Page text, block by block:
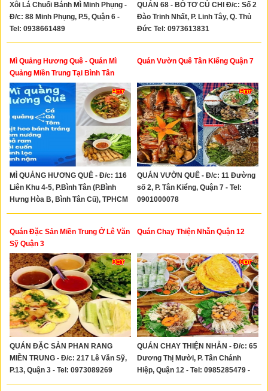
Xôi Lá Chuối Bánh Mì Minh Phụng -
Đ/c: 88 Minh Phụng, P.5, Quận 6 -
Tel: 0938661489
QUÁN 68 - BÒ TƠ CỦ CHI Đ/c: Số 2
Đào Trinh Nhất, P. Linh Tây, Q. Thủ
Đức Tel: 0973613831
Mì Quảng Hương Quê - Quán Mì
Quảng Miền Trung Tại Bình Tân
MÌ QUẢNG HƯƠNG QUÊ - Đ/c: 116
Liên Khu 4-5, P.Bình Tân (P.Bình
Hưng Hòa B, Bình Tân Cũ), TPHCM
- Tel: 0969937797
Quán Vườn Quê Tân Kiểng Quận 7
QUÁN VƯỜN QUÊ - Đ/c: 11 Đường
số 2, P. Tân Kiểng, Quận 7 - Tel:
0901000078
Quán Đặc Sản Miền Trung Ở Lê Văn
Sỹ Quận 3
QUÁN ĐẶC SẢN PHAN RANG
MIỀN TRUNG - Đ/c: 217 Lê Văn Sỹ,
P.13, Quận 3 - Tel: 0973089269
Quán Chay Thiện Nhẫn Quận 12
QUÁN CHAY THIỆN NHẪN - Đ/c: 65
Dương Thị Mười, P. Tân Chánh
Hiệp, Quận 12 - Tel: 0985285479 -
0971342622